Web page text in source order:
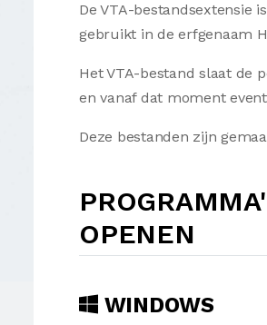
De VTA-bestandsextensie
gebruikt in de erfgenaam
Het VTA-bestand slaat de
en vanaf dat moment
Deze bestanden zijn
OPENEN
WINDOWS